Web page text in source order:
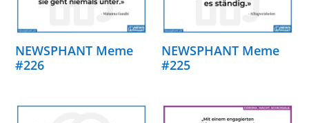
NEWSPHANT Meme
#226
NEWSPHANT Meme
#225